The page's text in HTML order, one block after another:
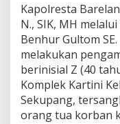
g
Kapolresta
N., SIK, MH
Benhur Gultom
melakukan
berinisial Z (40
Komplek Kartini
Sekupang,
orang tua korban